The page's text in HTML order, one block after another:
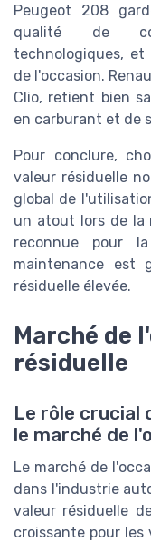
Peugeot 208
qualité de
technologiques,
de l'occasion.
Clio, retient bien
en carburant et de
Pour conclure,
valeur résiduelle
global de
un atout lors de la
reconnue pour
maintenance est
résiduelle élevée.
Marché de
résiduelle
Le rôle crucial
le marché de
Le marché de
dans l'industrie
valeur résiduelle
croissante pour